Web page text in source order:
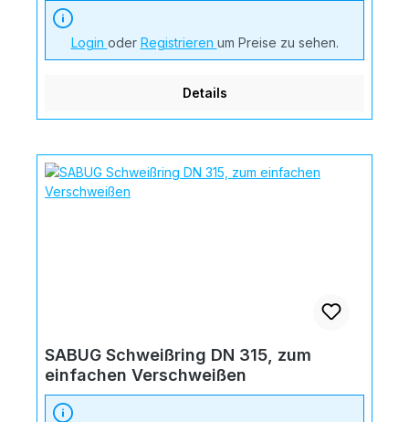
Login oder Registrieren um Preise zu sehen.
Details
SABUG Schweißring DN 315, zum
einfachen Verschweißen